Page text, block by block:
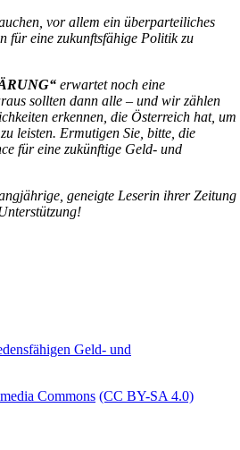
vor allem ein überparteiliches
für eine zukunftsfähige Politik zu
erwartet noch eine
sollten dann alle – und wir zählen
erkennen, die Österreich hat, um
leisten. Ermutigen Sie, bitte, die
für eine zukünftige Geld- und
geneigte Leserin ihrer Zeitung
Geld- und
Commons (CC BY-SA 4.0)